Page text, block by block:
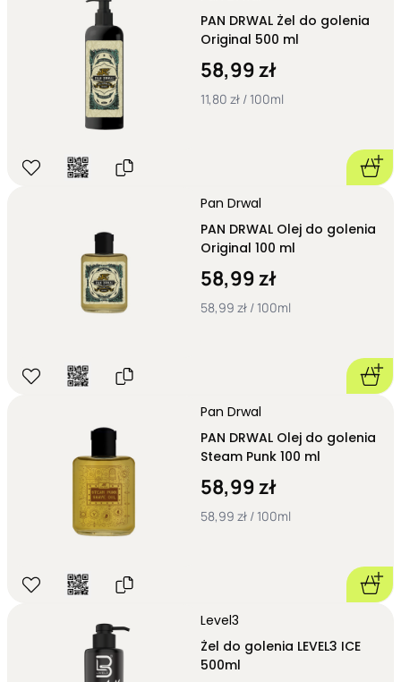
PAN DRWAL Żel do golenia
Original 500 ml
58,99 zł
11,80 zł / 100ml
Pan Drwal
PAN DRWAL Olej do golenia
Original 100 ml
58,99 zł
58,99 zł / 100ml
Pan Drwal
PAN DRWAL Olej do golenia
Steam Punk 100 ml
58,99 zł
58,99 zł / 100ml
Level3
Żel do golenia LEVEL3 ICE
500ml